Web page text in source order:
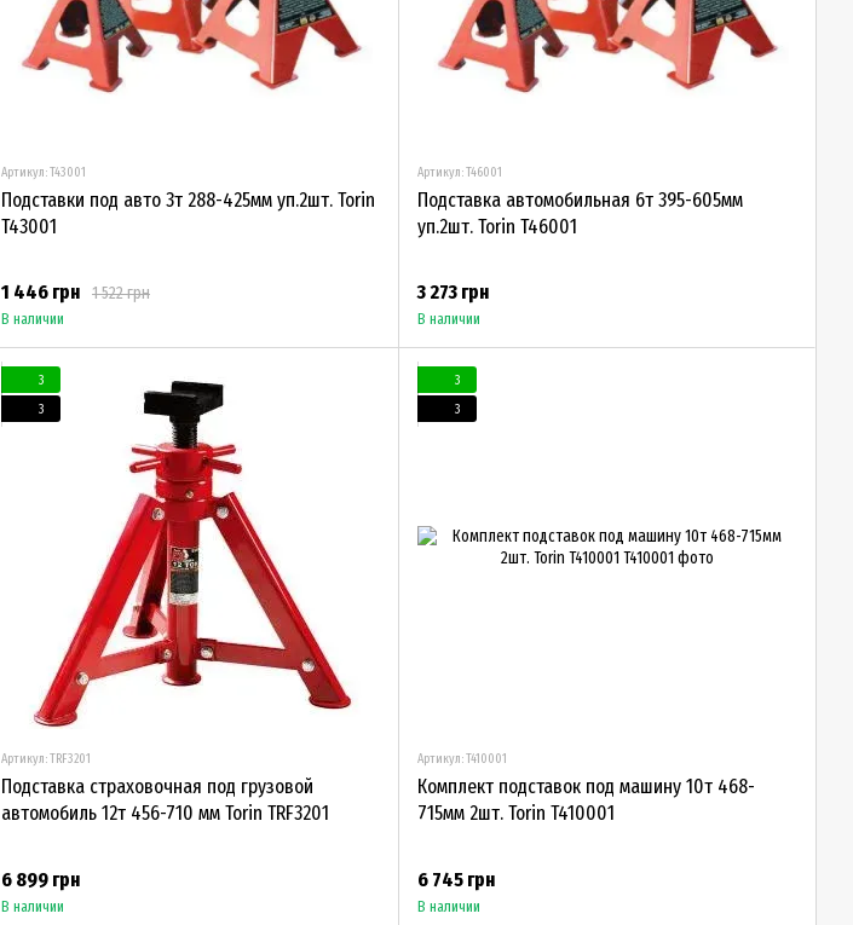
Артикул: T43001
Подставки под авто 3т 288-425мм уп.2шт. Torin
T43001
1 522 грн
1 446 грн
В наличии
Артикул: T46001
Подставка автомобильная 6т 395-605мм
уп.2шт. Torin T46001
3 273 грн
В наличии
3
3
Артикул: TRF3201
Подставка страховочная под грузовой
автомобиль 12т 456-710 мм Torin TRF3201
6 899 грн
В наличии
3
3
Артикул: T410001
Комплект подставок под машину 10т 468-
715мм 2шт. Torin T410001
6 745 грн
В наличии